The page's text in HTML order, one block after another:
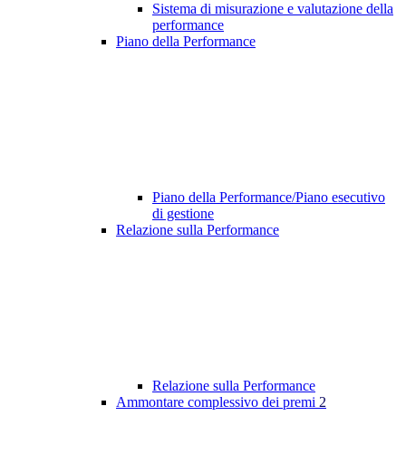
Sistema di misurazione e valutazione della
performance
Piano della Performance
Piano della Performance/Piano esecutivo
di gestione
Relazione sulla Performance
Relazione sulla Performance
Ammontare complessivo dei premi 2